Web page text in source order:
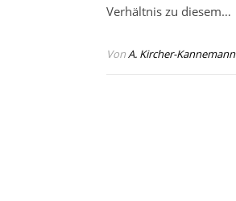
Verhältnis zu diesem…
VonA. Kircher-Kannemann